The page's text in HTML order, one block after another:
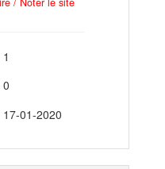
1
0
17-01-2020